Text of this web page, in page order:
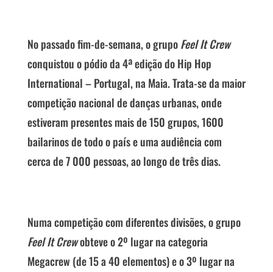
No passado fim-de-semana, o grupoFeel It Crew
conquistou o pódio da 4ª edição do Hip Hop
International – Portugal, na Maia. Trata-se da maior
competição nacional de danças urbanas, onde
estiveram presentes mais de 150 grupos, 1600
bailarinos de todo o país e uma audiência com
cerca de 7 000 pessoas, ao longo de três dias.
Numa competição com diferentes divisões, o grupo
Feel It Crewobteve o 2º lugar na categoria
Megacrew (de 15 a 40 elementos) e o 3º lugar na